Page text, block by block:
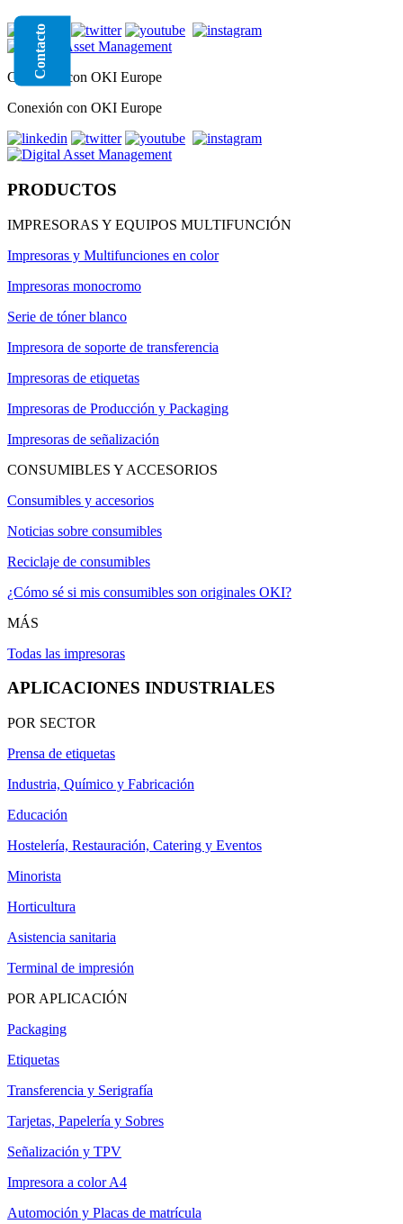
Contacto
Conexión con OKI Europe
Conexión con OKI Europe
PRODUCTOS
IMPRESORAS Y EQUIPOS MULTIFUNCIÓN
Impresoras y Multifunciones en color
Impresoras monocromo
Serie de tóner blanco
Impresora de soporte de transferencia
Impresoras de etiquetas
Impresoras de Producción y Packaging
Impresoras de señalización
CONSUMIBLES Y ACCESORIOS
Consumibles y accesorios
Noticias sobre consumibles
Reciclaje de consumibles
¿Cómo sé si mis consumibles son originales OKI?
MÁS
Todas las impresoras
APLICACIONES INDUSTRIALES
POR SECTOR
Prensa de etiquetas
Industria, Químico y Fabricación
Educación
Hostelería, Restauración, Catering y Eventos
Minorista
Horticultura
Asistencia sanitaria
Terminal de impresión
POR APLICACIÓN
Packaging
Etiquetas
Transferencia y Serigrafía
Tarjetas, Papelería y Sobres
Señalización y TPV
Impresora a color A4
Automoción y Placas de matrícula